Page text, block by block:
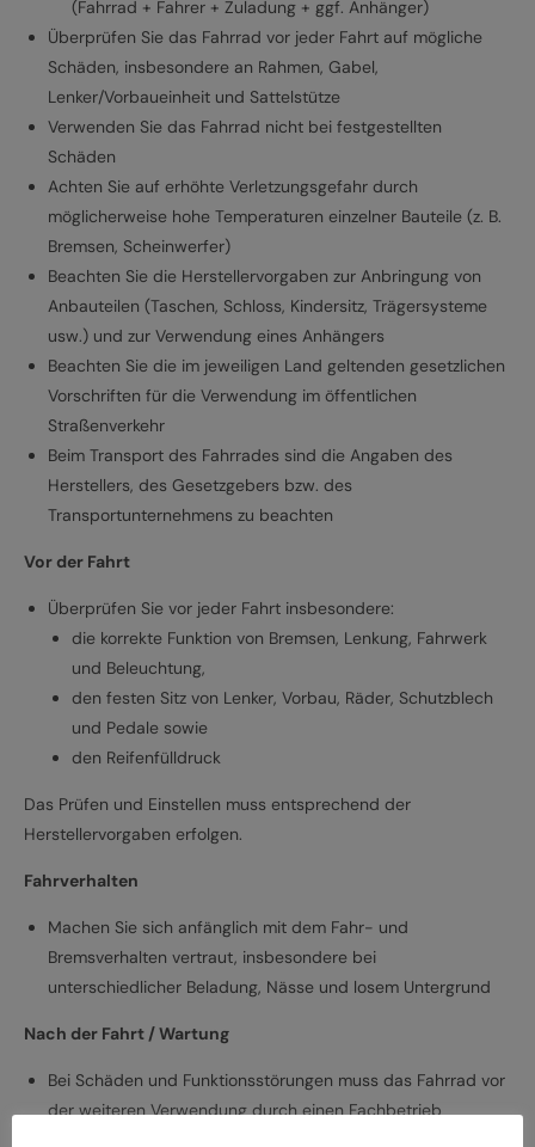
(Fahrrad + Fahrer + Zuladung + ggf. Anhänger)
Überprüfen Sie das Fahrrad vor jeder Fahrt auf mögliche
Schäden, insbesondere an Rahmen, Gabel,
Lenker/Vorbaueinheit und Sattelstütze
Verwenden Sie das Fahrrad nicht bei festgestellten
Schäden
Achten Sie auf erhöhte Verletzungsgefahr durch
möglicherweise hohe Temperaturen einzelner Bauteile (z. B.
Bremsen, Scheinwerfer)
Beachten Sie die Herstellervorgaben zur Anbringung von
Anbauteilen (Taschen, Schloss, Kindersitz, Trägersysteme
usw.) und zur Verwendung eines Anhängers
Beachten Sie die im jeweiligen Land geltenden gesetzlichen
Vorschriften für die Verwendung im öffentlichen
Straßenverkehr
Beim Transport des Fahrrades sind die Angaben des
Herstellers, des Gesetzgebers bzw. des
Transportunternehmens zu beachten
Vor der Fahrt
Überprüfen Sie vor jeder Fahrt insbesondere:
die korrekte Funktion von Bremsen, Lenkung, Fahrwerk
und Beleuchtung,
den festen Sitz von Lenker, Vorbau, Räder, Schutzblech
und Pedale sowie
den Reifenfülldruck
Das Prüfen und Einstellen muss entsprechend der
Herstellervorgaben erfolgen.
Fahrverhalten
Machen Sie sich anfänglich mit dem Fahr- und
Bremsverhalten vertraut, insbesondere bei
unterschiedlicher Beladung, Nässe und losem Untergrund
Nach der Fahrt / Wartung
Bei Schäden und Funktionsstörungen muss das Fahrrad vor
der weiteren Verwendung durch einen Fachbetrieb